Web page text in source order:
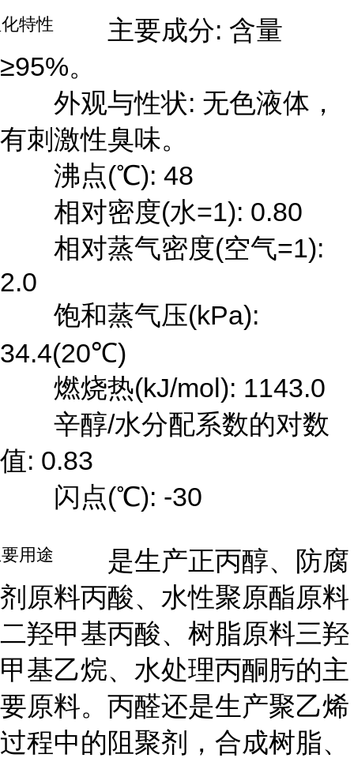
特性
主要成分: 含量
≥95%。
外观与性状: 无色液体，
有刺激性臭味。
沸点(℃): 48
相对密度(水=1): 0.80
相对蒸气密度(空气=1):
2.0
饱和蒸气压(kPa):
34.4(20℃)
燃烧热(kJ/mol): 1143.0
辛醇/水分配系数的对数
值: 0.83
闪点(℃): -30
用途
是生产正丙醇、防腐
剂原料丙酸、水性聚原酯原料
二羟甲基丙酸、树脂原料三羟
甲基乙烷、水处理丙酮肟的主
要原料。丙醛还是生产聚乙烯
过程中的阻聚剂，合成树脂、